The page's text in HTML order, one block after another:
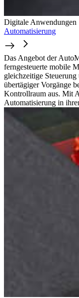
Digitale Anwendungen
Automatisierung
Das Angebot der
ferngesteuerte mobile
gleichzeitige
übertägiger Vorgänge
Kontrollraum aus. Mit
Automatisierung in